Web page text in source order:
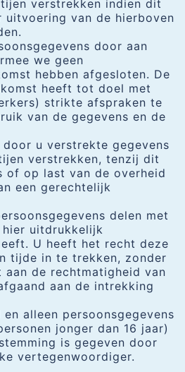
verstrekken indien dit
van de hierboven
door aan
we geen
hebben afgesloten. De
heeft tot doel met
strikte afspraken te
van de gegevens en de
u verstrekte gegevens
verstrekken, tenzij dit
op last van de overheid
een gerechtelijk
delen met
uitdrukkelijk
U heeft het recht deze
tijde in te trekken, zonder
de rechtmatigheid van
aan de intrekking
alleen persoonsgegevens
jonger dan 16 jaar)
is gegeven door
vertegenwoordiger.